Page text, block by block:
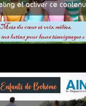
et activer ce contenu